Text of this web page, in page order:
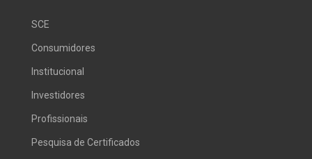
SCE
Consumidores
Institucional
Investidores
Profissionais
Pesquisa de Certificados